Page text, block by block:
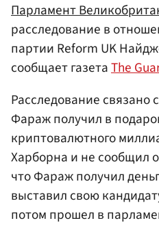
Парламент
расследование в
партии Reform UK
сообщает газетаThe
Расследование связано
Фараж получил в
криптовалютного
Харборна и не сообщил
что Фараж получил
выставил свою
потом прошел в